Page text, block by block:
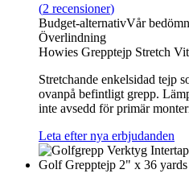
(2 recensioner)
Budget‑alternativVår
Överlindning
Howies Grepptejp Stretch
Stretchande enkel­sidad tejp
ovanpå befintligt grepp.
inte avsedd för primär
Leta efter nya erbjudanden